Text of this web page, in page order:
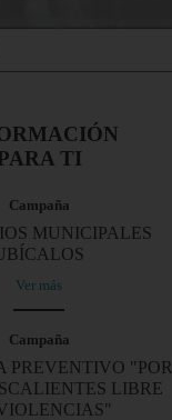
TI
Campaña
MUNICIPALES
Ver más
Campaña
PREVENTIVO "POR
LIBRE